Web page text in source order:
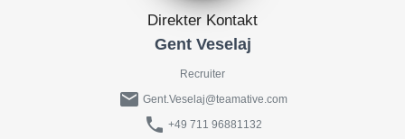
Direkter Kontakt
Gent Veselaj
Recruiter
mail Gent.Veselaj@teamative.com
phone +49 711 96881132